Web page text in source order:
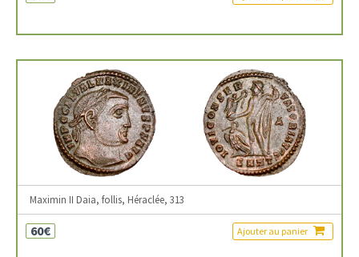
Maximin II Daia, follis, Héraclée, 313
60€ Ajouter au panier